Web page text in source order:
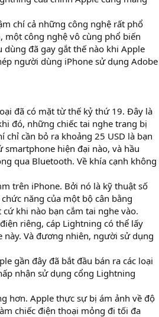
chí cả những công nghệ rất phổ
một công nghệ vô cùng phổ biến
dùng đã gay gắt thế nào khi Apple
người dùng iPhone sử dụng Adobe
đã có mặt từ thế kỷ thứ 19. Đây là
đó, những chiếc tai nghe trang bị
cần bỏ ra khoảng 25 USD là bạn
hiện đại nào, và hầu
qua Bluetooth. Về khía cạnh không
trên iPhone. Bởi nó là kỹ thuật số
năng của một bộ cân bằng
khi nào bạn cắm tai nghe vào.
riêng, cáp Lightning có thể lấy
Và đương nhiên, người sử dụng
gần đây đã bắt đầu bán ra các loại
nhận sử dụng cổng Lightning
hơn. Apple thực sự bị ám ảnh về độ
chiếc điện thoại mỏng đi tối đa